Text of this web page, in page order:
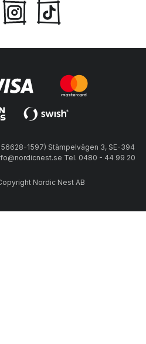
1597) Stämpelvägen 3, SE-394
Tel. 0480 - 44 99 20
Nordic Nest AB